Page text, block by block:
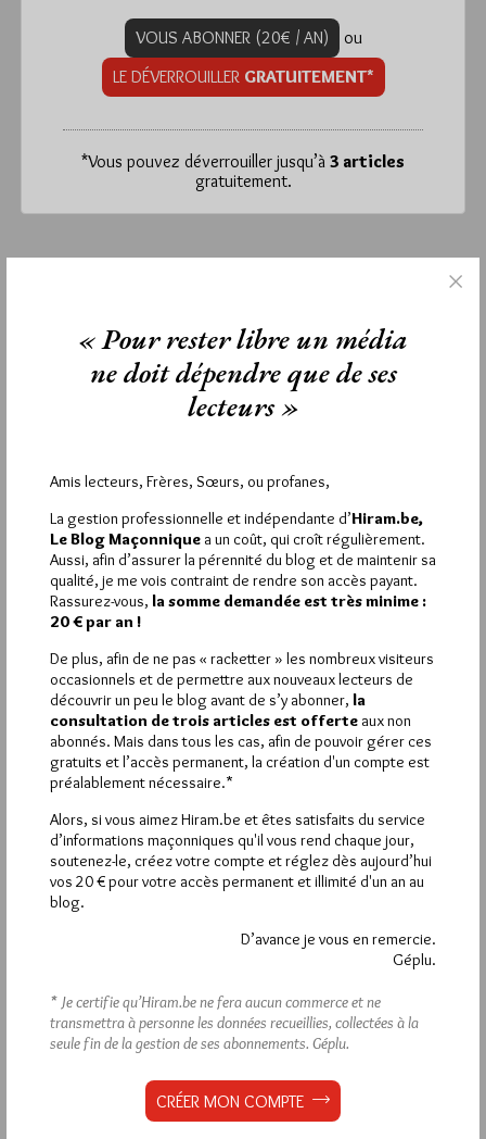
VOUS ABONNER (20€ / AN)
ou
LE DÉVERROUILLER GRATUITEMENT*
*Vous pouvez déverrouiller jusqu’à 3 articles
gratuitement.
Aucun commentaire
Étiquettes :Aurora del Bien,Cuba, La Prueba ,Santiago de Cuba
La rédaction de commentaires est
réservée aux abonnés.
Si vous souhaitez rédiger des
commentaires, vous devez :
VOUS INSCRIRE
Déjà inscrit(e) ?Connectez-vous
Hier vendredi 7 août 2026, Hiram.be a reçu1 864
visiteset3 133 pagesont été lues (Source :
Pirsch.io)
Plus d’informations
Quels sont les articles les plus lus du blog ?
« Pour rester libre un média
ne doit dépendre que de ses
lecteurs »
Amis lecteurs, Frères, Sœurs, ou profanes,
La gestion professionnelle et indépendante d’Hiram.be,
Le Blog Maçonnique a un coût, qui croît régulièrement.
Aussi, afin d’assurer la pérennité du blog et de maintenir sa
qualité, je me vois contraint de rendre son accès payant.
Rassurez-vous, la somme demandée est très minime :
20 € par an !
De plus, afin de ne pas « racketter » les nombreux visiteurs
occasionnels et de permettre aux nouveaux lecteurs de
découvrir un peu le blog avant de s’y abonner, la
consultation de trois articles est offerte aux non
abonnés. Mais dans tous les cas, afin de pouvoir gérer ces
gratuits et l’accès permanent, la création d'un compte est
préalablement nécessaire.*
Alors, si vous aimez Hiram.be et êtes satisfaits du service
d’informations maçonniques qu'il vous rend chaque jour,
soutenez-le, créez votre compte et réglez dès aujourd’hui
vos 20 € pour votre accès permanent et illimité d'un an au
blog.
D’avance je vous en remercie.
Géplu.
* Je certifie qu’Hiram.be ne fera aucun commerce et ne
transmettra à personne les données recueillies, collectées à la
seule fin de la gestion de ses abonnements. Géplu.
CRÉER MON COMPTE